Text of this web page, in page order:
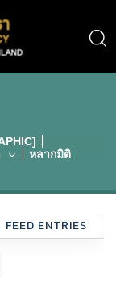
หลากมิติ
FEED ENTRIES